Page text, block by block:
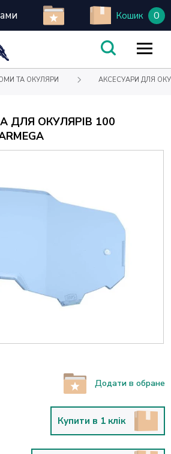
Кошик 0
ТА ОКУЛЯРИ АКСЕСУАРИ ДЛЯ
ДЛЯ ОКУЛЯРІВ 100
Додати в обране
Купити в 1 клік